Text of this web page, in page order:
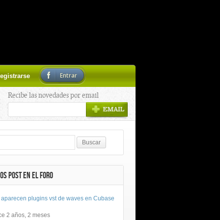
Entrar
Recibe las novedades por email
POST EN EL FORO
aparecen plugins vst de waves en Cubase
2 años, 2 meses